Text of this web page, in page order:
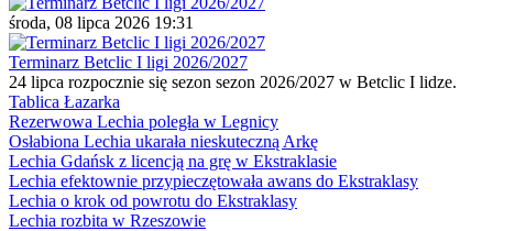
środa, 08 lipca 2026 19:31
Terminarz Betclic I ligi 2026/2027
24 lipca rozpocznie się sezon sezon 2026/2027 w Betclic I lidze.
Tablica Łazarka
Rezerwowa Lechia poległa w Legnicy
Osłabiona Lechia ukarała nieskuteczną Arkę
Lechia Gdańsk z licencją na grę w Ekstraklasie
Lechia efektownie przypieczętowała awans do Ekstraklasy
Lechia o krok od powrotu do Ekstraklasy
Lechia rozbita w Rzeszowie